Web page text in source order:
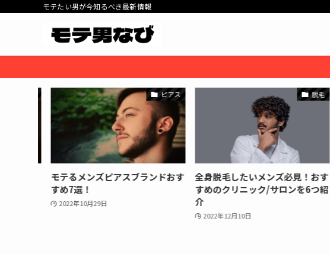
モテたい男が今知るべき最新情報
ピアス
モテるメンズピアスブランドおす
すめ7選！
2022年10月29日
脱毛
全身脱毛したいメンズ必見！おす
すめのクリニック/サロンを6つ紹
介
2022年12月10日